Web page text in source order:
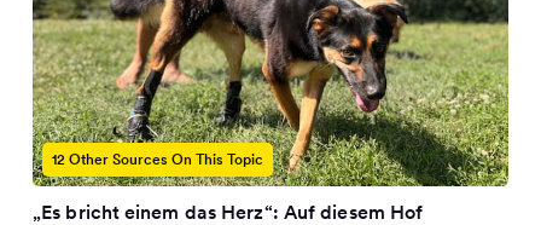
12 Other Sources On This Topic
„Es bricht einem das Herz“: Auf diesem Hof